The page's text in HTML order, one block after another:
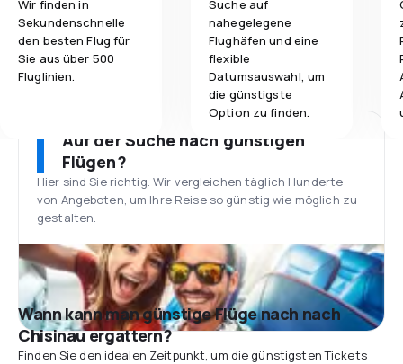
Wir finden in
Sekundenschnelle
den besten Flug für
Sie aus über 500
Fluglinien.
Suche auf
nahegelegene
Flughäfen und eine
flexible
Datumsauswahl, um
die günstigste
Option zu finden.
Auf der Suche nach günstigen
Flügen?
Hier sind Sie richtig. Wir vergleichen täglich Hunderte
von Angeboten, um Ihre Reise so günstig wie möglich zu
gestalten.
Wann kann man günstige Flüge nach nach
Chisinau ergattern?
Finden Sie den idealen Zeitpunkt, um die günstigsten Tickets